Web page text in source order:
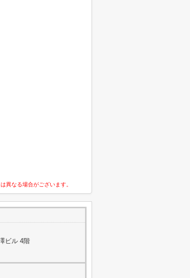
異なる場合がございます。
ビル 4階